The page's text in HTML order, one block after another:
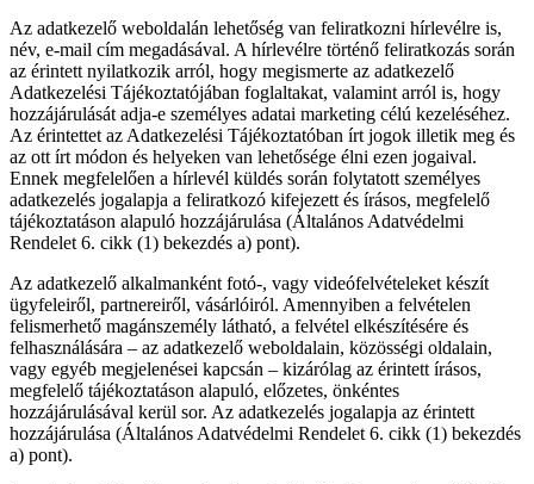
Az adatkezelő weboldalán lehetőség van feliratkozni hírlevélre is,
név, e-mail cím megadásával. A hírlevélre történő feliratkozás során
az érintett nyilatkozik arról, hogy megismerte az adatkezelő
Adatkezelési Tájékoztatójában foglaltakat, valamint arról is, hogy
hozzájárulását adja-e személyes adatai marketing célú kezeléséhez.
Az érintettet az Adatkezelési Tájékoztatóban írt jogok illetik meg és
az ott írt módon és helyeken van lehetősége élni ezen jogaival.
Ennek megfelelően a hírlevél küldés során folytatott személyes
adatkezelés jogalapja a feliratkozó kifejezett és írásos, megfelelő
tájékoztatáson alapuló hozzájárulása (Általános Adatvédelmi
Rendelet 6. cikk (1) bekezdés a) pont).
Az adatkezelő alkalmanként fotó-, vagy videófelvételeket készít
ügyfeleiről, partnereiről, vásárlóiról. Amennyiben a felvételen
felismerhető magánszemély látható, a felvétel elkészítésére és
felhasználására – az adatkezelő weboldalain, közösségi oldalain,
vagy egyéb megjelenései kapcsán – kizárólag az érintett írásos,
megfelelő tájékoztatáson alapuló, előzetes, önkéntes
hozzájárulásával kerül sor. Az adatkezelés jogalapja az érintett
hozzájárulása (Általános Adatvédelmi Rendelet 6. cikk (1) bekezdés
a) pont).